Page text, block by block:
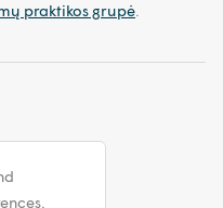
praktikos grupė